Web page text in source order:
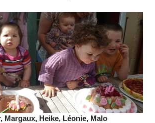
Margaux, Heike, Léonie, Malo